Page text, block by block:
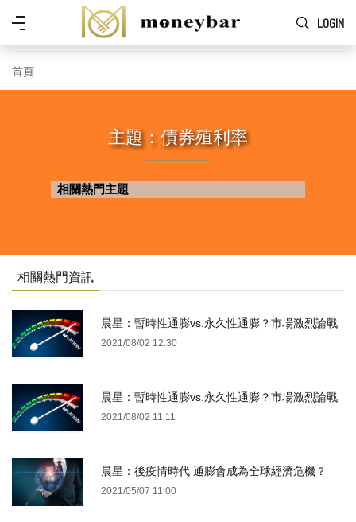
Skip to main content
LOGIN
功
首頁
主題：債券殖利率
相關熱門主題
相關熱門資訊
晨星：暫時性通膨vs.永久性通膨？市場激烈論戰
2021/08/02 12:30
晨星：暫時性通膨vs.永久性通膨？市場激烈論戰
2021/08/02 11:11
晨星：後疫情時代 通膨會成為全球經濟危機？
2021/05/07 11:00